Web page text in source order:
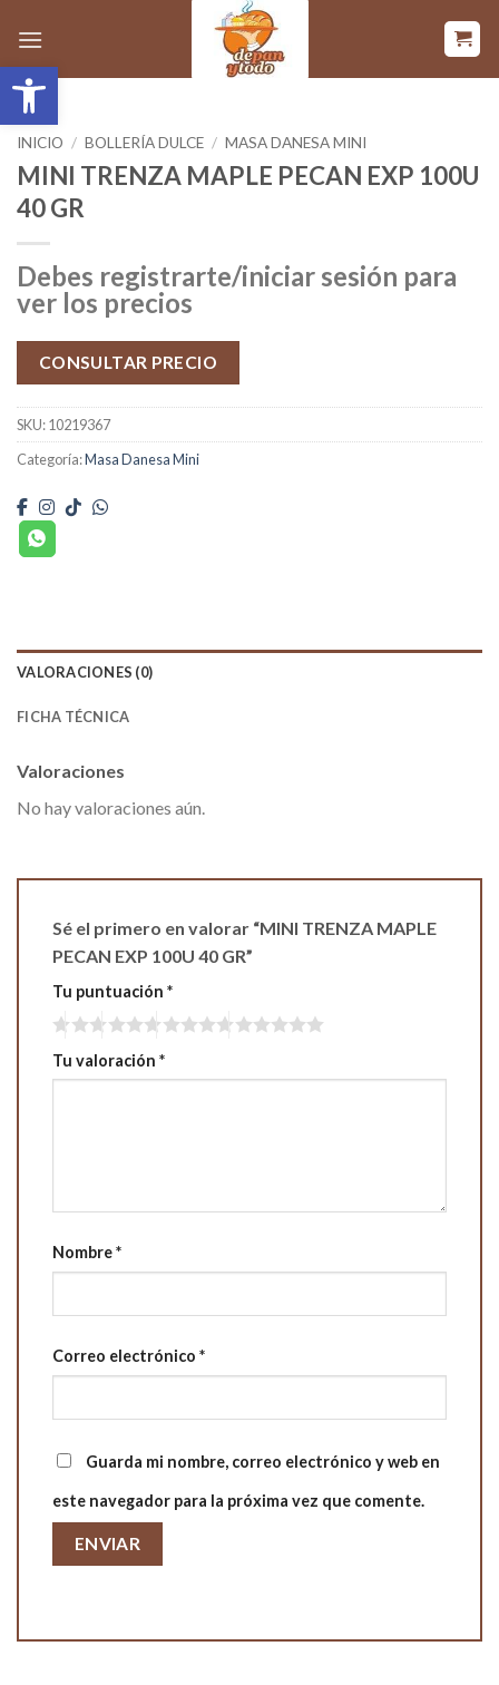
Abrir barra de herramientas
contenido
INICIO / BOLLERÍA DULCE / MASA DANESA MINI
MINI TRENZA MAPLE PECAN EXP 100U
40 GR
Debes registrarte/iniciar sesión para
ver los precios
CONSULTAR PRECIO
SKU:10219367
Categoría:Masa Danesa Mini
VALORACIONES (0)
FICHA TÉCNICA
Valoraciones
No hay valoraciones aún.
Sé el primero en valorar “MINI TRENZA MAPLE
PECAN EXP 100U 40 GR”
Tu puntuación *
Tu valoración *
Nombre*
Correo electrónico *
Guarda mi nombre, correo electrónico y web en
este navegador para la próxima vez que comente.